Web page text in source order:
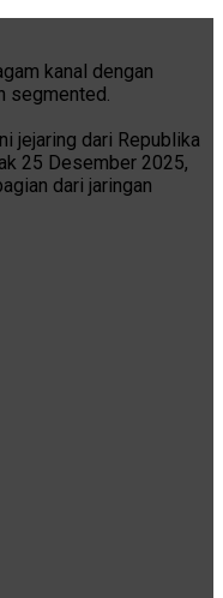
kanal dengan
segmented.
jejaring dari Republika
25 Desember 2025,
dari jaringan